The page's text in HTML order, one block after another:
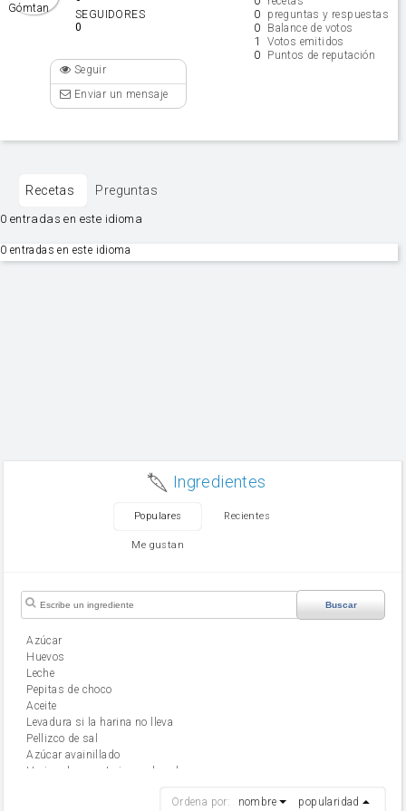
0 preguntas y respuestas
0 Balance de votos
1 Votos emitidos
0 Puntos de reputación
SEGUIDORES
0
Seguir
Enviar un mensaje
Recetas Preguntas
0 entradas en este idioma
0 entradas en este idioma
Ingredientes
Populares Recientes
Me gustan
Buscar
Azúcar
huevos
leche
Pepitas de choco
aceite
Levadura si la harina no lleva
Pellizco de sal
Azúcar avainillado
Harina de reposteria con levadura
Ordena por: nombre popularidad